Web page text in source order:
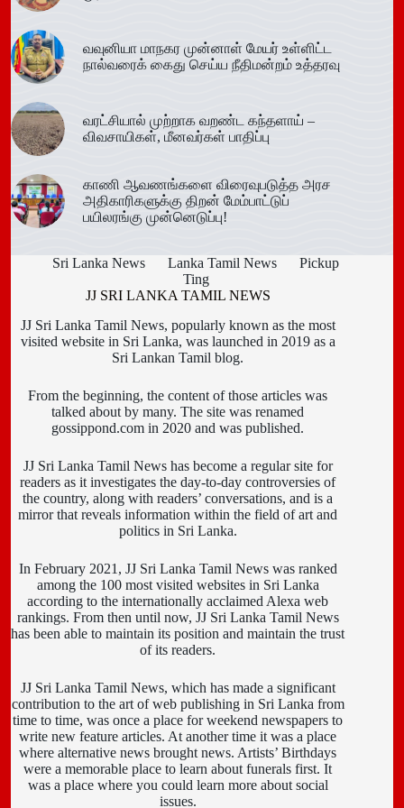
வவுனியா மாநகர முன்னாள் மேயர் உள்ளிட்ட
நால்வரைக் கைது செய்ய நீதிமன்றம் உத்தரவு
வரட்சியால் முற்றாக வறண்ட கந்தளாய் –
விவசாயிகள், மீனவர்கள் பாதிப்பு
காணி ஆவணங்களை விரைவுபடுத்த அரச
அதிகாரிகளுக்கு திறன் மேம்பாட்டுப்
பயிலரங்கு முன்னெடுப்பு!
Sri Lanka News Lanka Tamil News
Pickup
Ting
JJ SRI LANKA TAMIL NEWS
JJ Sri Lanka Tamil News, popularly known as the most
visited website in Sri Lanka, was launched in 2019 as a
Sri Lankan Tamil blog.
From the beginning, the content of those articles was
talked about by many. The site was renamed
gossippond.com in 2020 and was published.
JJ Sri Lanka Tamil News has become a regular site for
readers as it investigates the day-to-day controversies of
the country, along with readers’ conversations, and is a
mirror that reveals information within the field of art and
politics in Sri Lanka.
In February 2021, JJ Sri Lanka Tamil News was ranked
among the 100 most visited websites in Sri Lanka
according to the internationally acclaimed Alexa web
rankings. From then until now, JJ Sri Lanka Tamil News
has been able to maintain its position and maintain the trust
of its readers.
JJ Sri Lanka Tamil News, which has made a significant
contribution to the art of web publishing in Sri Lanka from
time to time, was once a place for weekend newspapers to
write new feature articles. At another time it was a place
where alternative news brought news. Artists’ Birthdays
were a memorable place to learn about funerals first. It
was a place where you could learn more about social
issues.